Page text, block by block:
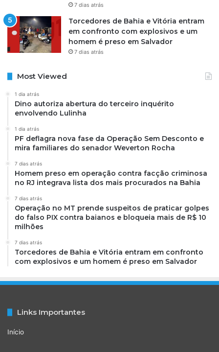
7 dias atrás
Torcedores de Bahia e Vitória entram
em confronto com explosivos e um
homem é preso em Salvador
7 dias atrás
Most Viewed
1 dia atrás
Dino autoriza abertura do terceiro inquérito
envolvendo Lulinha
1 dia atrás
PF deflagra nova fase da Operação Sem Desconto e
mira familiares do senador Weverton Rocha
7 dias atrás
Homem preso em operação contra facção criminosa
no RJ integrava lista dos mais procurados na Bahia
7 dias atrás
Operação no MT prende suspeitos de praticar golpes
do falso PIX contra baianos e bloqueia mais de R$ 10
milhões
7 dias atrás
Torcedores de Bahia e Vitória entram em confronto
com explosivos e um homem é preso em Salvador
Links Importantes
Início